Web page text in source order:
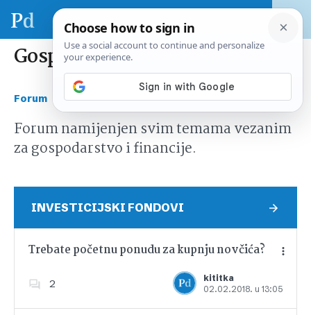
Gospodarstvo i financije
Forum Gospodarstvo i financije
Forum namijenjen svim temama vezanim
za gospodarstvo i financije.
INVESTICIJSKI FONDOVI
Trebate početnu ponudu za kupnju novčića?
2
kititka
02.02.2018. u 13:05
Dodajte u favorite